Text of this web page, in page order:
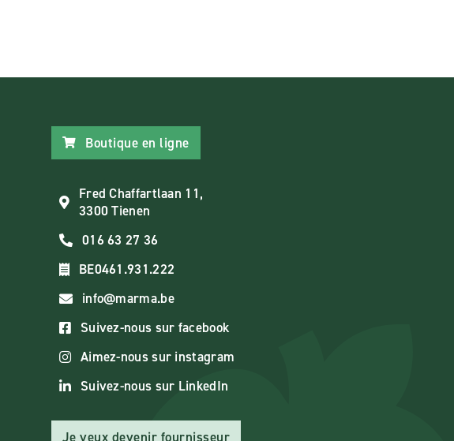
Boutique en ligne
Fred Chaffartlaan 11,
3300 Tienen
016 63 27 36
BE0461.931.222
info@marma.be
Suivez-nous sur facebook
Aimez-nous sur instagram
Suivez-nous sur LinkedIn
Je veux devenir fournisseur